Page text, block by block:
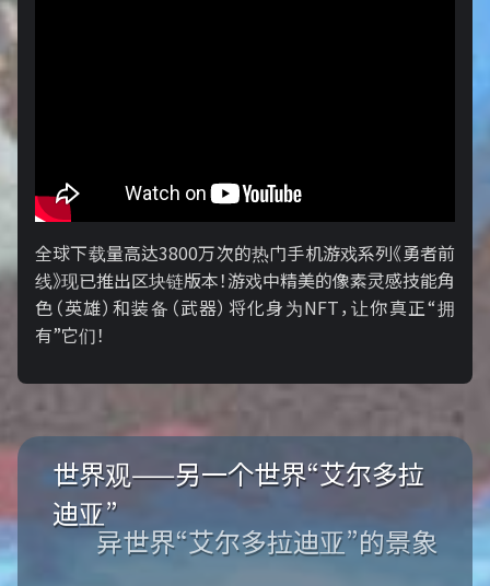
全球下载量高达3800万次的热门手机游戏系列《勇者前
线》现已推出区块链版本！游戏中精美的像素灵感技能角
色（英雄）和装备（武器）将化身为NFT，让你真正“拥
有”它们！
世界观——另一个世界“艾尔多拉
迪亚”
异世界“艾尔多拉迪亚”的景象